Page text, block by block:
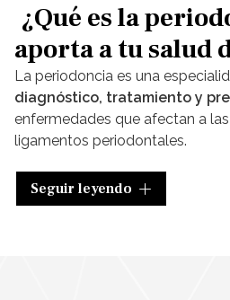
¿Qué es la
aporta a tu salud
La periodoncia es una
diagnóstico, tratamiento y
enfermedades que afectan a
ligamentos periodontales.
Cuando se desarrollan
crucial tratarlos de inmediato
Seguir leyendo